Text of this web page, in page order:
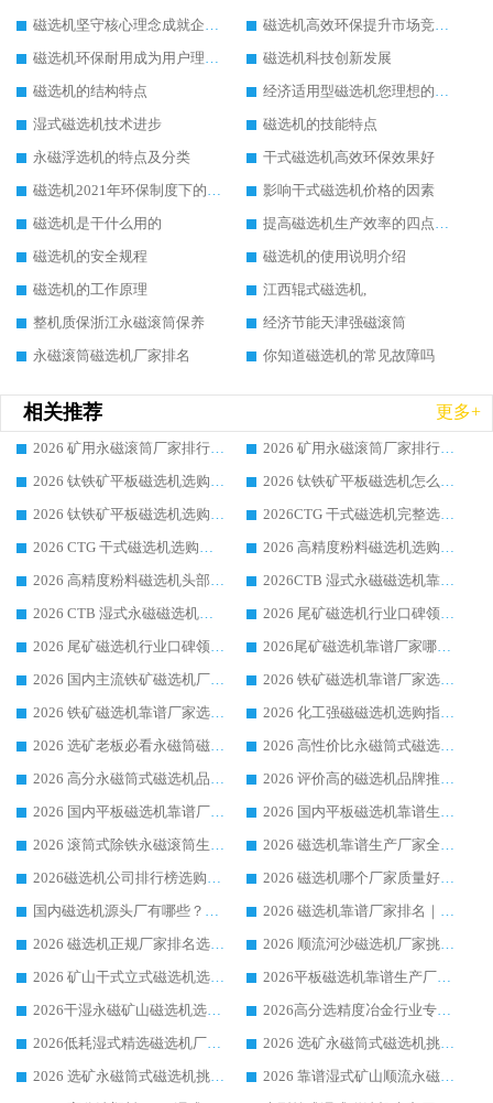
磁选机坚守核心理念成就企业辉煌
磁选机高效环保提升市场竞争力
磁选机环保耐用成为用户理想选择
磁选机科技创新发展
磁选机的结构特点
经济适用型磁选机您理想的选择
湿式磁选机技术进步
磁选机的技能特点
永磁浮选机的特点及分类
干式磁选机高效环保效果好
磁选机2021年环保制度下的发展出路
影响干式磁选机价格的因素
磁选机是干什么用的
提高磁选机生产效率的四点方法
磁选机的安全规程
磁选机的使用说明介绍
磁选机的工作原理
江西辊式磁选机,
整机质保浙江永磁滚筒保养
经济节能天津强磁滚筒
永磁滚筒磁选机厂家排名
你知道磁选机的常见故障吗
相关推荐 更多+
2026 矿用永磁滚筒厂家排行榜选购干货指南 行业口碑标杆华体会手机网页版-华体会(中国) 实力出众
2026 矿用永磁滚筒厂家排行榜选购指南，行业口碑领域强者华体会手机网页版-华体会(中国)
2026 钛铁矿平板磁选机选购全攻略 市场公认优质品牌厂家实力排行榜
2026 钛铁矿平板磁选机怎么选 靠谱生产企业实力排行榜选购参考攻略
2026 钛铁矿平板磁选机选购指南 行业口碑优选品牌生产企业实力排行榜
2026CTG 干式磁选机完整选购指南 行业口碑顶尖靠谱生产龙头厂家实力推荐
2026 CTG 干式磁选机选购指南|行业口碑靠谱生产厂家领域强者推荐
2026 高精度粉料磁选机选购全攻略 行业优质品牌华体会手机网页版-华体会(中国) 实力深度解析
2026 高精度粉料磁选机头部厂家选购指南 行业口碑靠谱品牌推荐 领域强者华体会手机网页版-华体会(中国) 解析
2026CTB 湿式永磁磁选机靠谱厂家实力排行榜 铁矿选矿设备采购全流程选购指南
2026 CTB 湿式永磁磁选机选购指南|行业口碑良好品牌推荐，领域强者华体会手机网页版-华体会(中国)
2026 尾矿磁选机行业口碑领域强者，源头直供国内主流厂家华体会手机网页版-华体会(中国) 一站式服务
2026 尾矿磁选机行业口碑领域强者，源头直供国内主流厂家华体会手机网页版-华体会(中国) 一站式服务
2026尾矿磁选机靠谱厂家哪家好 行业口碑领域强者华体会手机网页版-华体会(中国) 推荐
2026 国内主流铁矿磁选机厂家选购指南|行业口碑好品牌推荐，领域强者华体会手机网页版-华体会(中国)
2026 铁矿磁选机靠谱厂家选购全攻略 行业标杆华体会手机网页版-华体会(中国) 设备性价比出众
2026 铁矿磁选机靠谱厂家选购指南，领域强者华体会手机网页版-华体会(中国) 铁矿磁选机性价比高
2026 化工强磁磁选机选购指南 5 家行业口碑靠谱厂家领域强者推荐
2026 选矿老板必看永磁筒磁选机推荐 行业头部品牌口碑设备选购全攻略
2026 高性价比永磁筒式磁选机品牌盘点 行业强者口碑实测选购完整指南
2026 高分永磁筒式磁选机品牌推荐 选矿设备强者对比测评采购避坑全攻略
2026 评价高的磁选机品牌推荐选购指南，永磁筒式磁选机设备领域强者全景行业口碑解析
2026 国内平板磁选机靠谱厂家排名 行业实测口碑设备按需选购全指南
2026 国内平板磁选机靠谱生产厂家推荐排名|行业口碑选购指南，领域强者按需选设备
2026 滚筒式除铁永磁滚筒生产厂家推荐排名|行业口碑选购指南，领域强者源头厂商精选
2026 磁选机靠谱生产厂家全梳理 分场景选型行业头部品牌选购参考攻略
2026磁选机公司排行榜选购指南|正规源头厂家推荐，领域强者高性价比靠谱信赖品牌
2026 磁选机哪个厂家质量好？十大靠谱磁电企业排名选购指南
国内磁选机源头厂有哪些？2026 综合实力排名与采购避坑技巧
2026 磁选机靠谱厂家排名｜华体会手机网页版-华体会(中国) 高性价比磁选机磁电品牌
2026 磁选机正规厂家排名选购指南|行业口碑信赖品牌推荐性价比高靠谱磁电企业
2026 顺流河沙磁选机厂家挑选攻略 | 业内口碑龙头企业高性价比品牌推荐
2026 矿山干式立式磁选机选型攻略 梳理深耕磁电装备多年靠谱生产厂商
2026平板磁选机靠谱生产厂家选购指南 行业口碑良好品牌推荐 磁电领域实力强者
2026干湿永磁矿山磁选机选型攻略 优质生产厂家排名 选矿领域高口碑品牌推荐指南
2026高分选精度冶金行业专用磁选机生产厂家,干湿式磁选机源头供应商推荐
2026低耗湿式精​选磁选机厂家怎么选?湿式精选磁选机供应商，行业认可度较高生产厂家华体会手机网页版-华体会(中国) 全面解析
2026 选矿永磁筒式磁选机挑选指南 华体会手机网页版-华体会(中国) 推荐品牌行业口碑佳实力突出
2026 选矿永磁筒式磁选机挑选干货：华体会手机网页版-华体会(中国) 源头厂，绿色高效实力出众
2026 靠谱湿式矿山顺流永磁筒式磁选机选购，国内专业生产厂家华体会手机网页版-华体会(中国) 综合实力出众